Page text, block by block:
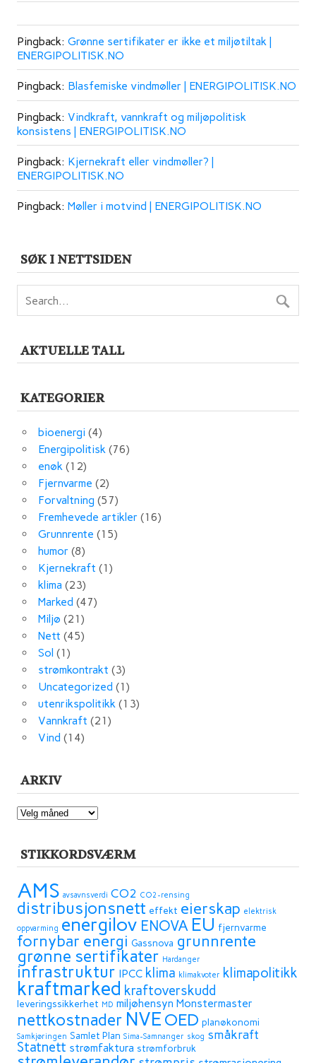
Pingback: Grønne sertifikater er ikke et miljøtiltak |
ENERGIPOLITISK.NO
Pingback: Blasfemiske vindmøller | ENERGIPOLITISK.NO
Pingback: Vindkraft, vannkraft og miljøpolitisk
konsistens | ENERGIPOLITISK.NO
Pingback: Kjernekraft eller vindmøller? |
ENERGIPOLITISK.NO
Pingback: Møller i motvind | ENERGIPOLITISK.NO
SØK I NETTSIDEN
AKTUELLE TALL
KATEGORIER
bioenergi (4)
Energipolitisk (76)
enøk (12)
Fjernvarme (2)
Forvaltning (57)
Fremhevede artikler (16)
Grunnrente (15)
humor (8)
Kjernekraft (1)
klima (23)
Marked (47)
Miljø (21)
Nett (45)
Sol (1)
strømkontrakt (3)
Uncategorized (1)
utenrikspolitikk (13)
Vannkraft (21)
Vind (14)
ARKIV
ARKIV
STIKKORDSVÆRM
AMS avsavnsverdi CO2 CO2-rensing
distribusjonsnett effekt eierskap elektrisk
oppvarming energilov ENOVA EU fjernvarme
fornybar energi Gassnova grunnrente
grønne sertifikater Hardanger
infrastruktur IPCC klima klimakvoter klimapolitikk
kraftmarked kraftoverskudd
leveringssikkerhet MD miljøhensyn Monstermaster
nettkostnader NVE OED planøkonomi
Samkjøringen Samlet Plan Sima-Samnanger skog småkraft
Statnett strømfaktura strømforbruk